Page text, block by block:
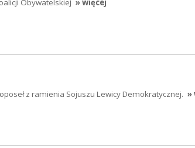
Obywatelskiej » więcej
z ramienia Sojuszu Lewicy Demokratycznej. »